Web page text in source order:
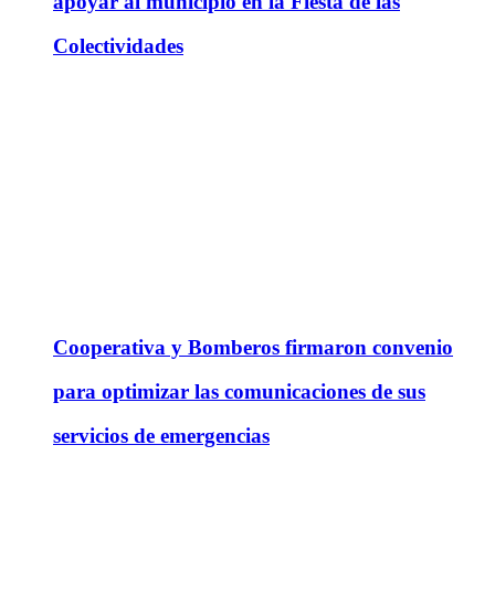
Colectividades
Cooperativa y Bomberos firmaron convenio
para optimizar las comunicaciones de sus
servicios de emergencias